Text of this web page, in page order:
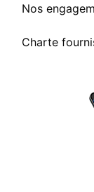
Nos
Charte